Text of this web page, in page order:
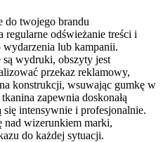
do twojego brandu
odświeżanie treści i
lub kampanii.
są wydruki, obszyty jest
przekaz reklamowy,
konstrukcji, wsuwając gumkę w
zapewnia doskonałą
intensywnie i profesjonalnie.
nad wizerunkiem marki,
do każdej sytuacji.